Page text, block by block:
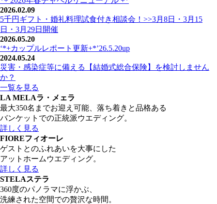
2026.02.09
5千円ギフト・婚礼料理試食付き相談会！>>3月8日・3月15
日・3月29日開催
2026.05.20
‘*+カップルレポート更新+*’26.5.20up
2024.05.24
災害・感染症等に備える【結婚式総合保険】を検討しません
か？
一覧を見る
LA MELAラ・メェラ
最大350名までお迎え可能、落ち着きと品格ある
バンケットでの正統派ウエディング。
詳しく見る
FIOREフィオーレ
ゲストとのふれあいを大事にした
アットホームウエディング。
詳しく見る
STELAステラ
360度のパノラマに浮かぶ、
洗練された空間での贅沢な時間。